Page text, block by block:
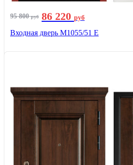
95 800руб 86 220 руб
Входная дверь М1055/51 Е